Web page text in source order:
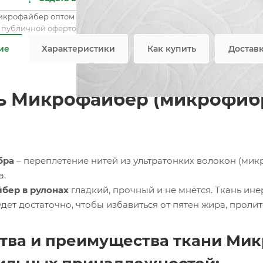
оптом / мелким оптом
офертой
Характеристики Как купить
Микрофайбер
– переплетение нитей из ультратонких волокон
в рулонах гладкий, прочный и не мнётся. Ткань
достаточно, чтобы избавиться от пятен жира,
и преимущества ткани